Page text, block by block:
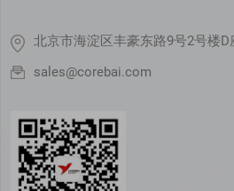
北京市海淀区丰豪东路9号2号楼D
sales@corebai.com